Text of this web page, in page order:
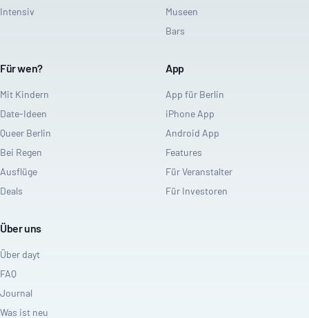
Intensiv
Museen
Bars
Für wen?
Mit Kindern
Date-Ideen
Queer Berlin
Bei Regen
Ausflüge
Deals
App
App für Berlin
iPhone App
Android App
Features
Für Veranstalter
Für Investoren
Über uns
Über dayt
FAQ
Journal
Was ist neu